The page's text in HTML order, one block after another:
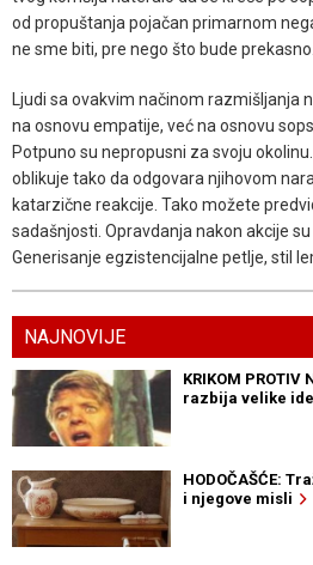
od propuštanja pojačan primarnom
ne sme biti, pre nego što bude
Ljudi sa ovakvim načinom razmišljanja
na osnovu empatije, već na osnovu
Potpuno su nepropusni za svoju
oblikuje tako da odgovara njihovom
katarzične reakcije. Tako možete
sadašnjosti. Opravdanja nakon akcije
Generisanje egzistencijalne petlje, stil
NAJNOVIJE
KRIKOM
razbija velike
HODOČAŠĆE:
i njegove misli